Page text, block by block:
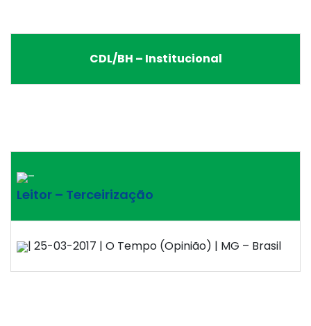
CDL/BH – Institucional
–
Leitor – Terceirização
| 25-03-2017 | O Tempo (Opinião) | MG – Brasil